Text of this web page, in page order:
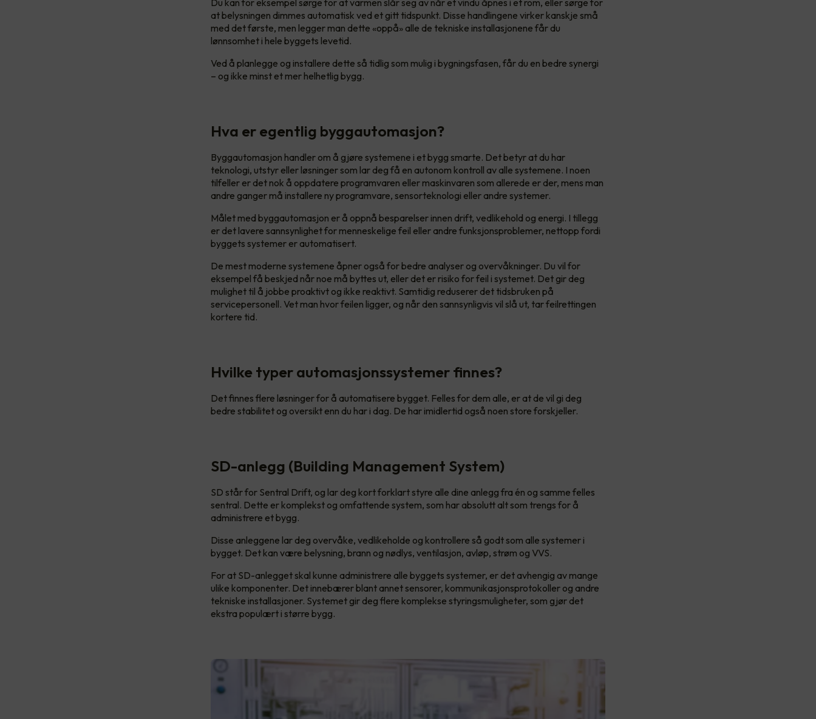
at belysningen dimmes automatisk ved et gitt tidspunkt. Disse handlingene virker kanskje små
med det første, men legger man dette «oppå» alle de tekniske installasjonene får du
lønnsomhet i hele byggets levetid.
Ved å planlegge og installere dette så tidlig som mulig i bygningsfasen, får du en bedre synergi
– og ikke minst et mer helhetlig bygg.
Hva er egentlig byggautomasjon?
Byggautomasjon handler om å gjøre systemene i et bygg smarte. Det betyr at du har
teknologi, utstyr eller løsninger som lar deg få en autonom kontroll av alle systemene. I noen
tilfeller er det nok å oppdatere programvaren eller maskinvaren som allerede er der, mens man
andre ganger må installere ny programvare, sensorteknologi eller andre systemer.
Målet med byggautomasjon er å oppnå besparelser innen drift, vedlikehold og energi. I tillegg
er det lavere sannsynlighet for menneskelige feil eller andre funksjonsproblemer, nettopp fordi
byggets systemer er automatisert.
De mest moderne systemene åpner også for bedre analyser og overvåkninger. Du vil for
eksempel få beskjed når noe må byttes ut, eller det er risiko for feil i systemet. Det gir deg
mulighet til å jobbe proaktivt og ikke reaktivt. Samtidig reduserer det tidsbruken på
servicepersonell. Vet man hvor feilen ligger, og når den sannsynligvis vil slå ut, tar feilrettingen
kortere tid.
Hvilke typer automasjonssystemer finnes?
Det finnes flere løsninger for å automatisere bygget. Felles for dem alle, er at de vil gi deg
bedre stabilitet og oversikt enn du har i dag. De har imidlertid også noen store forskjeller.
SD-anlegg (Building Management System)
SD står for Sentral Drift, og lar deg kort forklart styre alle dine anlegg fra én og samme felles
sentral. Dette er komplekst og omfattende system, som har absolutt alt som trengs for å
administrere et bygg.
Disse anleggene lar deg overvåke, vedlikeholde og kontrollere så godt som alle systemer i
bygget. Det kan være belysning, brann og nødlys, ventilasjon, avløp, strøm og VVS.
For at SD-anlegget skal kunne administrere alle byggets systemer, er det avhengig av mange
ulike komponenter. Det innebærer blant annet sensorer, kommunikasjonsprotokoller og andre
tekniske installasjoner. Systemet gir deg flere komplekse styringsmuligheter, som gjør det
ekstra populært i større bygg.